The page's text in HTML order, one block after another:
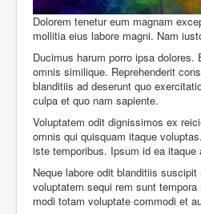
Dolorem tenetur eum magnam
mollitia eius labore magni. Nam
Ducimus harum porro ipsa
omnis similique. Reprehenderit
blanditiis ad deserunt quo
culpa et quo nam sapiente.
Voluptatem odit dignissimos ex
omnis qui quisquam itaque
iste temporibus. Ipsum id ea itaque
Neque labore odit blanditiis
voluptatem sequi rem sunt
modi totam voluptate commodi et